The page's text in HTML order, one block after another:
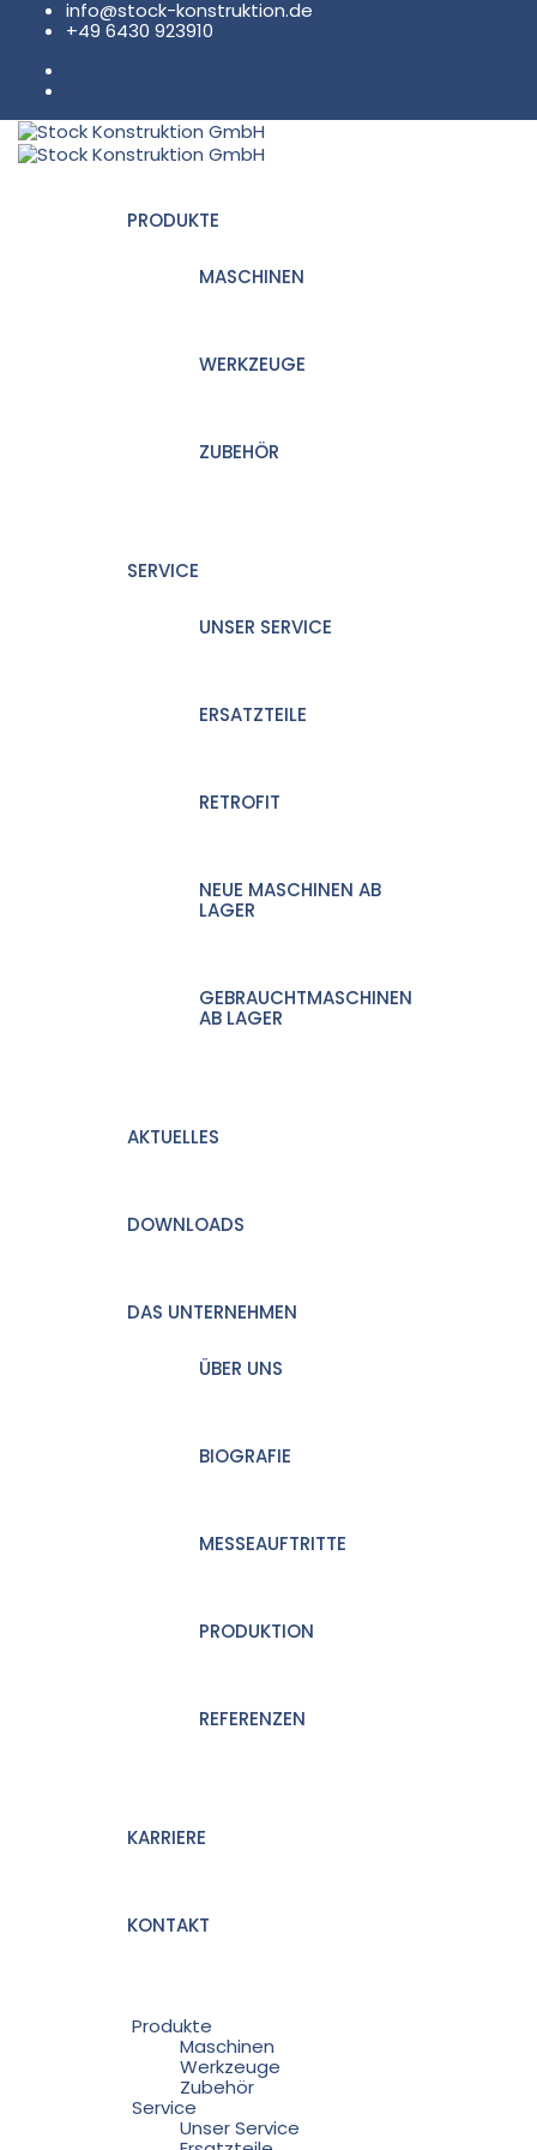
info@stock-konstruktion.de
+49 6430 923910
PRODUKTE
MASCHINEN
WERKZEUGE
ZUBEHÖR
SERVICE
UNSER SERVICE
ERSATZTEILE
RETROFIT
NEUE MASCHINEN AB
LAGER
GEBRAUCHTMASCHINEN
AB LAGER
AKTUELLES
DOWNLOADS
DAS UNTERNEHMEN
ÜBER UNS
BIOGRAFIE
MESSEAUFTRITTE
PRODUKTION
REFERENZEN
KARRIERE
KONTAKT
Produkte
Maschinen
Werkzeuge
Zubehör
Service
Unser Service